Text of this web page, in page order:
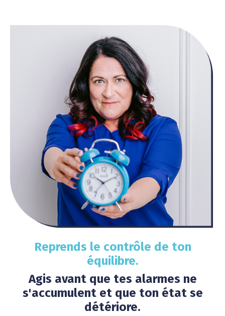
Reprends le contrôle de ton
équilibre.
Agis avant que tes alarmes ne
s'accumulent et que ton état se
détériore.